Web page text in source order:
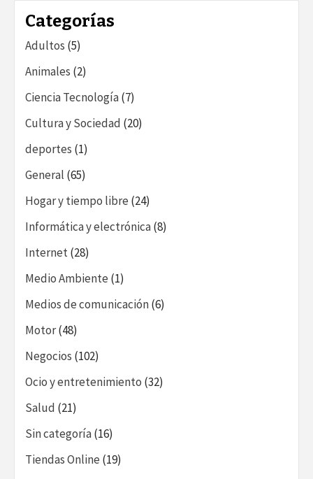
Categorías
Adultos (5)
Animales (2)
Ciencia Tecnología(7)
Cultura y Sociedad (20)
deportes (1)
General (65)
Hogar y tiempo libre (24)
Informática y electrónica(8)
Internet(28)
Medio Ambiente (1)
Medios de comunicación(6)
Motor(48)
Negocios (102)
Ocio y entretenimiento (32)
Salud (21)
Sin categoría(16)
Tiendas Online (19)